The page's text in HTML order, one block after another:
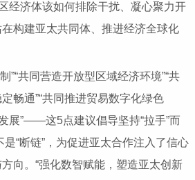
经济体该如何排除干扰、凝心聚力开
构建亚太共同体、推进经济全球化
”“共同营造开放型区域经济环境”“共
畅通”“共同推进贸易数字化绿色
展”——这5点建议倡导坚持“拉手”而
是“断链”，为促进亚太合作注入了信心
向。“强化数智赋能，塑造亚太创新